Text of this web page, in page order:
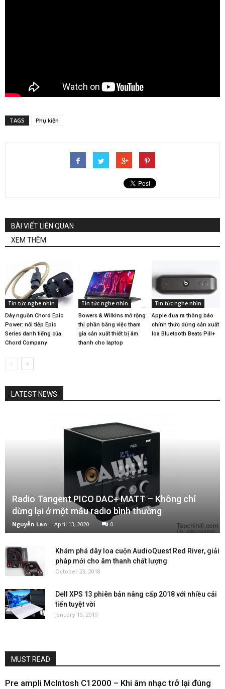
TAGS Phụ kiện
BÀI VIẾT LIÊN QUAN
XEM THÊM
Tin tức nghe nhìn
Dây nguồn Chord Epic
Power: nối tiếp Epic
Series danh tiếng của
Chord Company
Tin tức nghe nhìn
Bowers & Wilkins mở rộng
thị phần bằng việc tham
gia sản xuất thiết bị âm
thanh cho laptop
Tin tức nghe nhìn
Apple đưa ra thông báo
chính thức dừng sản xuất
loa Bluetooth Beats Pill+
LATEST NEWS
Radio Tangent PICO DAC+ MATT – Không chỉ
dừng lại ở một mẫu radio bình thường
Nguyễn Lan - April 13, 2020 0
Khám phá dây loa cuộn AudioQuest Red River, giải
pháp mới cho âm thanh chất lượng
October 23, 2018
Dell XPS 13 phiên bản nâng cấp 2018 với nhiều cải
tiến tuyệt vời
January 19, 2019
MUST READ
Pre ampli McIntosh C12000 – Khi âm nhạc trở lại đúng